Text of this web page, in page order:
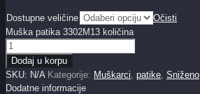
Dostupne veličine
Očisti
Muška patika 3302M13 količina
Dodaj u korpu
SKU: N/A Kategorije: Muškarci, patike, Sniženo
Dodatne informacije